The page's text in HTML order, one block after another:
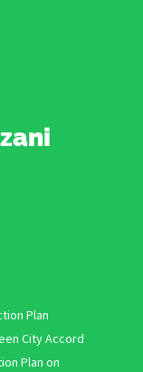
Plan
City Accord
Plan on